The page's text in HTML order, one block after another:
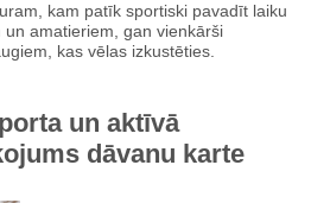
kam patīk sportiski pavadīt laiku
amatieriem, gan vienkārši
kas vēlas izkustēties.
un aktīvā
dāvanu karte